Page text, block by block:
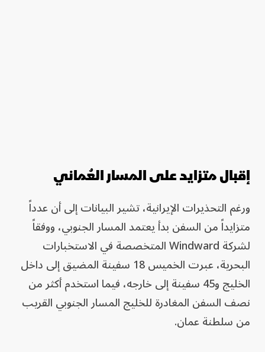
إقبال متزايد على المسار العُماني
ورغم التحذيرات الإيرانية، تشير البيانات إلى أن عدداً
متزايداً من السفن بدأ يعتمد المسار الجنوبي، ووفقاً
لشركة Windward المتخصصة في الاستخبارات
البحرية، عبرت الخميس 18 سفينة المضيق إلى داخل
الخليج و45 سفينة إلى خارجه، فيما استخدم أكثر من
نصف السفن المغادرة للخليج المسار الجنوبي القريب
من سلطنة عمان.